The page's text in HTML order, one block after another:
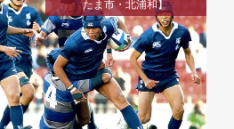
たま市・北浦和】